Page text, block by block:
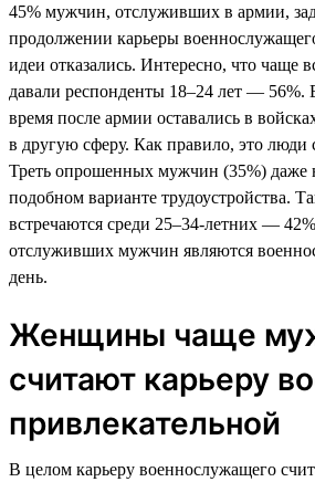
45% мужчин, отслуживших в армии,
продолжении карьеры
идеи отказались. Интересно, что чаще
давали респонденты 18–24 лет — 56%.
время после армии оставались в
в другую сферу. Как правило, это
Треть опрошенных мужчин (35%) даже
подобном варианте трудоустройства.
встречаются среди 25–34-летних —
отслуживших мужчин являются
день.
Женщины чаще
считают карьеру
привлекательной
В целом карьеру военнослужащего